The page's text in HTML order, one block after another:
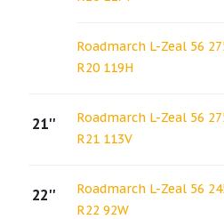
Roadmarch L-Zeal 56
R20 119H
21''
Roadmarch L-Zeal 56
R21 113V
22''
Roadmarch L-Zeal 56
R22 92W